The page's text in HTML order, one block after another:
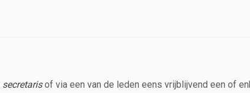
secretarisof via een van de leden eens vrijblijvend een of